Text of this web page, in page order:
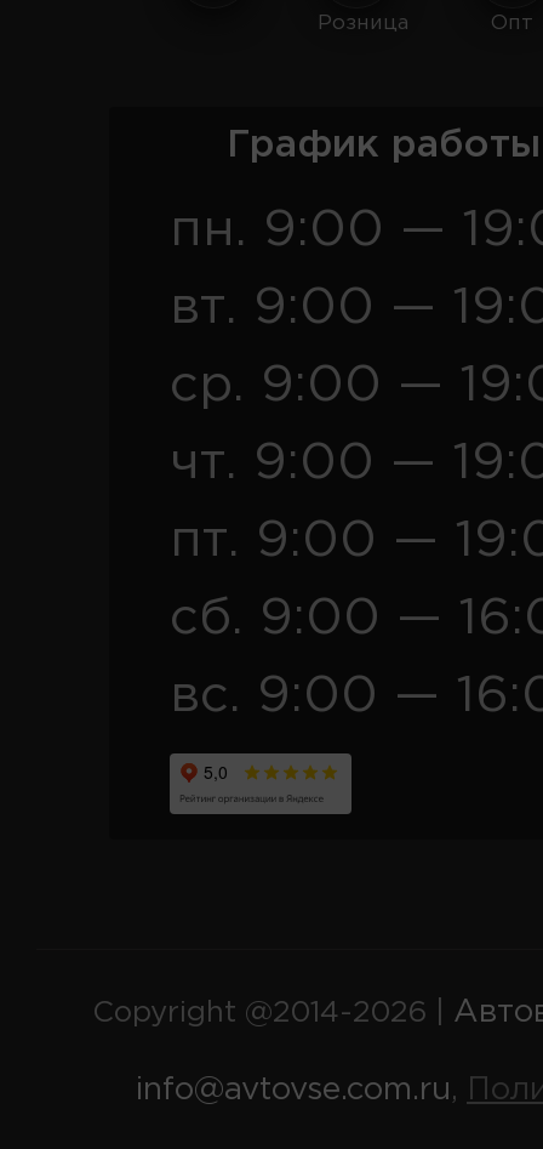
Розница Опт
График
пн. 9:00 —
вт. 9:00 —
ср. 9:00 —
чт. 9:00 —
пт. 9:00 —
сб. 9:00 —
вс. 9:00 —
Copyright @2014-2026 |
info@avtovse.com.ru,